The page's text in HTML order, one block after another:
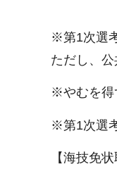
※第1次選
ただし、
※やむを得
※第1次選
【海技免状